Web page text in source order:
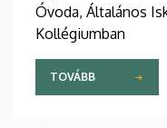
Óvoda, Általános
Kollégiumban
TOVÁBB